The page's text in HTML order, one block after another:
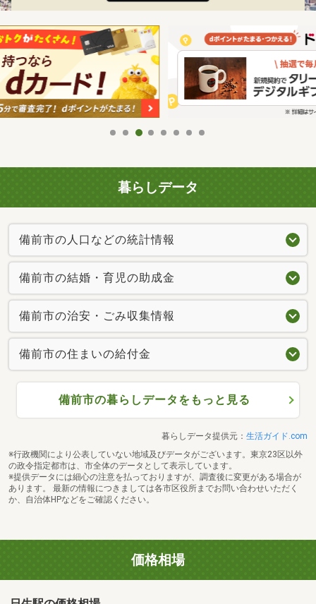
暮らしデータ
備前市の人口などの統計情報
備前市の結婚・育児の助成金
備前市の治安・ごみ収集情報
備前市の住まいの給付金
備前市の暮らしデータをもっと見る
暮らしデータ提供元： 生活ガイド.com
※行政機関により公表していない地域及びデータがございます。東京23区以外
の政令指定都市は、市全体のデータとして表示しています。
※提供データには細心の注意を払っておりますが、調査後に変更がある場合が
あります。 最新の情報につきましては各市区役所までお問い合わせいただく
か、自治体HPなどをご確認ください。
価格相場